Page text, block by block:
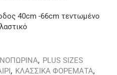
40cm -66cm τεντωμένο
, PLUS SIZES
, ΚΛΑΣΣΙΚΑ ΦΟΡΕΜΑΤΑ,